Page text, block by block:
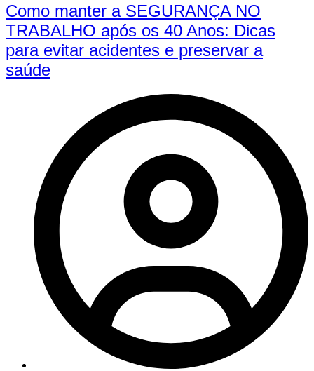
Como manter a SEGURANÇA NO
TRABALHO após os 40 Anos: Dicas
para evitar acidentes e preservar a
saúde